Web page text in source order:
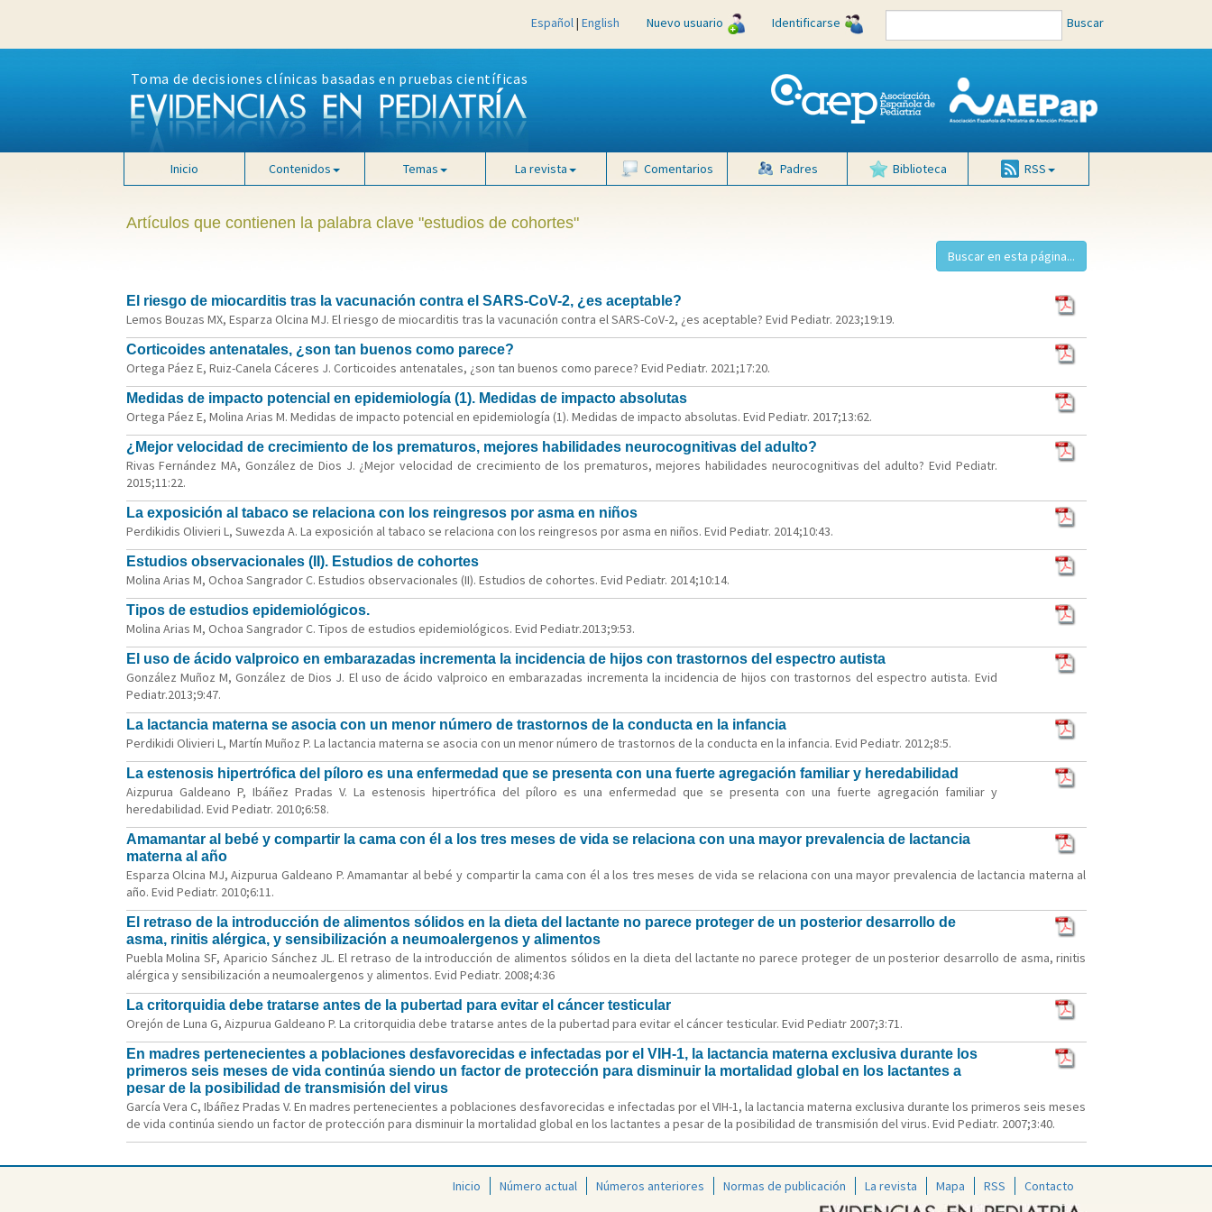
Español| English Nuevo usuario Identificarse Buscar
Toma de decisiones clínicas basadas en pruebas científicas
Inicio Contenidos Temas La revista Comentarios Padres Biblioteca RSS
Artículos que contienen la palabra clave "estudios de cohortes"
El riesgo de miocarditis tras la vacunación contra el SARS-CoV-2, ¿es aceptable?
Lemos Bouzas MX, Esparza Olcina MJ. El riesgo de miocarditis tras la vacunación contra el SARS-CoV-2, ¿es aceptable? Evid Pediatr. 2023;19:19.
Corticoides antenatales, ¿son tan buenos como parece?
Ortega Páez E, Ruiz-Canela Cáceres J. Corticoides antenatales, ¿son tan buenos como parece? Evid Pediatr. 2021;17:20.
Medidas de impacto potencial en epidemiología (1). Medidas de impacto absolutas
Ortega Páez E, Molina Arias M. Medidas de impacto potencial en epidemiología (1). Medidas de impacto absolutas. Evid Pediatr. 2017;13:62.
¿Mejor velocidad de crecimiento de los prematuros, mejores habilidades neurocognitivas del adulto?
Rivas Fernández MA, González de Dios J. ¿Mejor velocidad de crecimiento de los prematuros, mejores habilidades neurocognitivas del adulto? Evid Pediatr.
2015;11:22.
La exposición al tabaco se relaciona con los reingresos por asma en niños
Perdikidis Olivieri L, Suwezda A. La exposición al tabaco se relaciona con los reingresos por asma en niños. Evid Pediatr. 2014;10:43.
Estudios observacionales (II). Estudios de cohortes
Molina Arias M, Ochoa Sangrador C. Estudios observacionales (II). Estudios de cohortes. Evid Pediatr. 2014;10:14.
Tipos de estudios epidemiológicos.
Molina Arias M, Ochoa Sangrador C. Tipos de estudios epidemiológicos. Evid Pediatr.2013;9:53.
El uso de ácido valproico en embarazadas incrementa la incidencia de hijos con trastornos del espectro autista
González Muñoz M, González de Dios J. El uso de ácido valproico en embarazadas incrementa la incidencia de hijos con trastornos del espectro autista. Evid
Pediatr.2013;9:47.
La lactancia materna se asocia con un menor número de trastornos de la conducta en la infancia
Perdikidi Olivieri L, Martín Muñoz P. La lactancia materna se asocia con un menor número de trastornos de la conducta en la infancia. Evid Pediatr. 2012;8:5.
La estenosis hipertrófica del píloro es una enfermedad que se presenta con una fuerte agregación familiar y heredabilidad
Aizpurua Galdeano P, Ibáñez Pradas V. La estenosis hipertrófica del píloro es una enfermedad que se presenta con una fuerte agregación familiar y
heredabilidad. Evid Pediatr. 2010;6:58.
Amamantar al bebé y compartir la cama con él a los tres meses de vida se relaciona con una mayor prevalencia de lactancia
materna al año
Esparza Olcina MJ, Aizpurua Galdeano P. Amamantar al bebé y compartir la cama con él a los tres meses de vida se relaciona con una mayor prevalencia de lactancia materna al
año. Evid Pediatr. 2010;6:11.
El retraso de la introducción de alimentos sólidos en la dieta del lactante no parece proteger de un posterior desarrollo de
asma, rinitis alérgica, y sensibilización a neumoalergenos y alimentos
Puebla Molina SF, Aparicio Sánchez JL. El retraso de la introducción de alimentos sólidos en la dieta del lactante no parece proteger de un posterior desarrollo de asma, rinitis
alérgica y sensibilización a neumoalergenos y alimentos. Evid Pediatr. 2008;4:36
La critorquidia debe tratarse antes de la pubertad para evitar el cáncer testicular
Orejón de Luna G, Aizpurua Galdeano P. La critorquidia debe tratarse antes de la pubertad para evitar el cáncer testicular. Evid Pediatr 2007;3:71.
En madres pertenecientes a poblaciones desfavorecidas e infectadas por el VIH-1, la lactancia materna exclusiva durante los
primeros seis meses de vida continúa siendo un factor de protección para disminuir la mortalidad global en los lactantes a
pesar de la posibilidad de transmisión del virus
García Vera C, Ibáñez Pradas V. En madres pertenecientes a poblaciones desfavorecidas e infectadas por el VIH-1, la lactancia materna exclusiva durante los primeros seis meses
de vida continúa siendo un factor de protección para disminuir la mortalidad global en los lactantes a pesar de la posibilidad de transmisión del virus. Evid Pediatr. 2007;3:40.
Inicio Número actual Números anteriores Normas de publicación La revista Mapa RSS Contacto